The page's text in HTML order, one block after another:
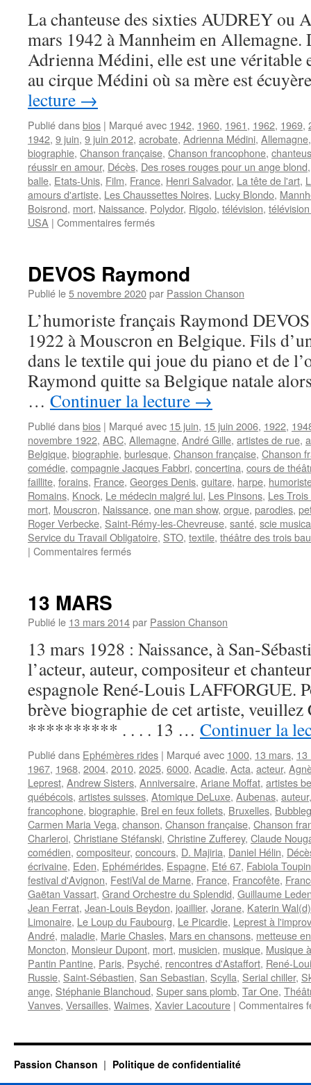
La chanteuse des sixties AUDREY ou
mars 1942 à Mannheim en Allemagne.
Adrienna Médini, elle est une véritable
au cirque Médini où sa mère est
lecture →
Publié dansbios | Marqué avec 1942, 1960, 1961, 1962, 1969,
1942, 9 juin, 9 juin 2012, acrobate, Adrienna Médini, Allemagne
biographie, Chanson française, Chanson francophone,
réussir en amour, Décès, Des roses rouges pour un ange blond
balle, Etats-Unis, Film, France, Henri Salvador, La tête de l'art,
amours d'artiste, Les Chaussettes Noires, Lucky Blondo,
Boisrond, mort, Naissance, Polydor, Rigolo, télévision,
USA | Commentaires ferméssur
DEVOS Raymond
Publié le5 novembre 2020par Passion Chanson
L’humoriste français Raymond
1922 à Mouscron en Belgique. Fils
dans le textile qui joue du piano et de
Raymond quitte sa Belgique natale
… Continuer la lecture →
Publié dansbios | Marqué avec 15 juin, 15 juin 2006, 1922,
novembre 1922, ABC, Allemagne, André Gille, artistes de rue,
Belgique, biographie, burlesque, Chanson française, Chanson
comédie, compagnie Jacques Fabbri, concertina, cours de
faillite, forains, France, Georges Denis, guitare, harpe,
Romains, Knock, Le médecin malgré lui, Les Pinsons, Les
mort, Mouscron, Naissance, one man show, orgue, parodies,
Roger Verbecke, Saint-Rémy-les-Chevreuse, santé, scie
Service du Travail Obligatoire, STO, textile, théâtre des trois
| Commentaires ferméssur
13 MARS
Publié le 13 mars 2014par Passion Chanson
13 mars 1928 : Naissance, à San-
l’acteur, auteur, compositeur et
espagnole René-Louis LAFFORGUE.
brève biographie de cet artiste,
********** . . . . 13 … Continuer la
Publié dans Ephémères rides | Marqué avec 1000, 13 mars, 13
1967, 1968, 2004, 2010, 2025, 6000, Acadie, Acta, acteur,
Leprest, Andrew Sisters, Anniversaire, Ariane Moffat, artistes
québécois, artistes suisses, Atomique DeLuxe, Aubenas, auteur
francophone, biographie, Brel en feux follets, Bruxelles,
Carmen Maria Vega, chanson, Chanson française, Chanson
Charleroi, Christiane Stéfanski, Christine Zufferey, Claude
comédien, compositeur, concours, D. Majiria, Daniel Hélin,
écrivaine, Eden, Ephémérides, Espagne, Eté 67, Fabiola Toupin
festival d'Avignon, FestiVal de Marne, France, Francofête,
Gaëtan Vassart, Grand Orchestre du Splendid, Guillaume
Jean Ferrat, Jean-Louis Beydon, joaillier, Jorane, Katerin
Limonaire, Le Loup du Faubourg, Le Picardie, Leprest à
André, maladie, Marie Chasles, Mars en chansons, metteuse
Moncton, Monsieur Dupont, mort, musicien, musique, Musique
Pantin Pantine, Paris, Psyché, rencontres d'Astaffort, René-
Russie, Saint-Sébastien, San Sebastian, Scylla, Serial chiller,
ange, Stéphanie Blanchoud, Super sans plomb, Tar One,
Vanves, Versailles, Waimes, Xavier Lacouture | Commentaires
Passion Chanson Politique de confidentialité